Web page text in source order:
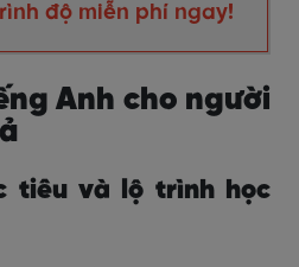
độ miễn phí ngay!
Anh cho người
tiêu và lộ trình học